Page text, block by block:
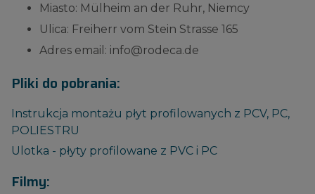
Miasto: Mülheim an der Ruhr, Niemcy
Ulica: Freiherr vom Stein Strasse 165
Adres email: info@rodeca.de
Pliki do pobrania:
Instrukcja montażu płyt profilowanych z PCV, PC,
POLIESTRU
Ulotka - płyty profilowane z PVC i PC
Filmy: